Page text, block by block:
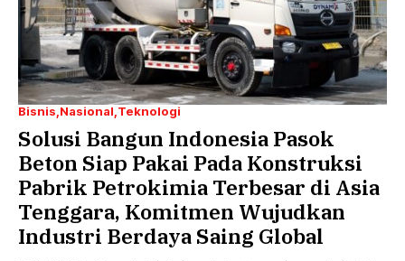
Bisnis Nasional Teknologi
Solusi Bangun Indonesia Pasok
Beton Siap Pakai Pada Konstruksi
Pabrik Petrokimia Terbesar di Asia
Tenggara, Komitmen Wujudkan
Industri Berdaya Saing Global